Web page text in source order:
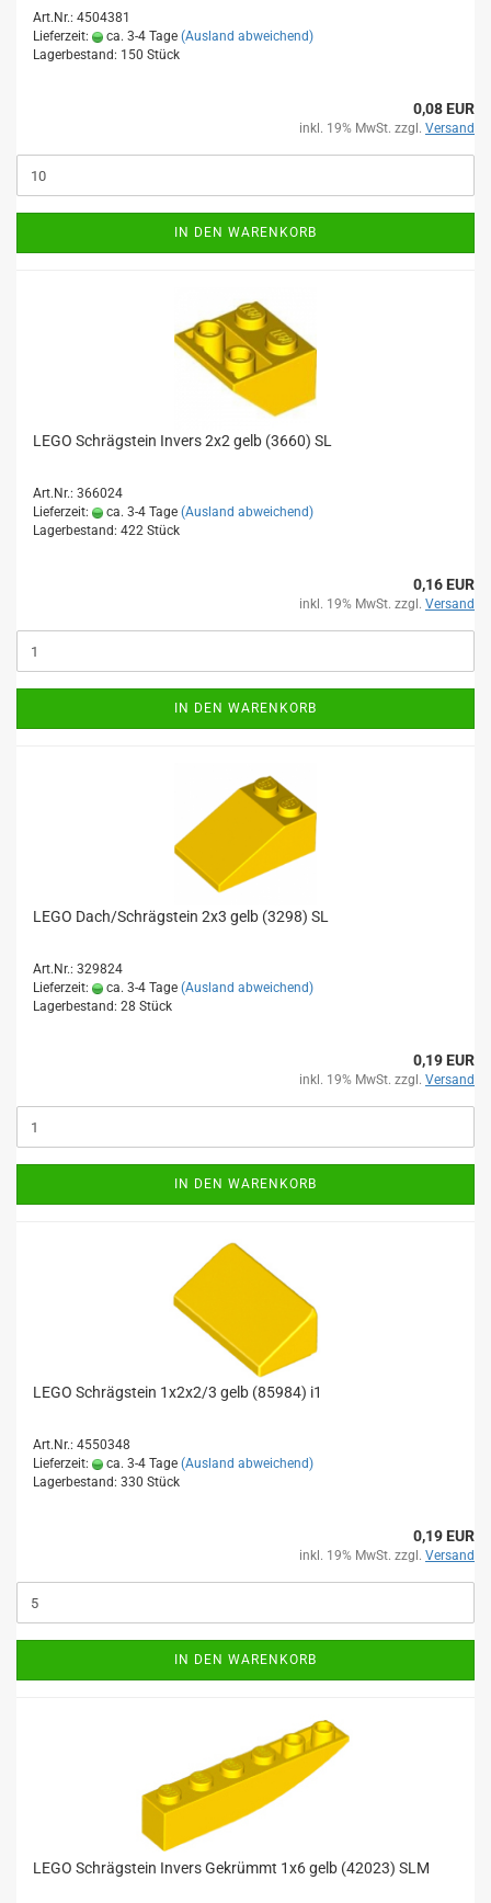
Art.Nr.: 4504381
Lieferzeit:
ca. 3-4 Tage (Ausland abweichend)
Lagerbestand: 150 Stück
0,08 EUR
inkl. 19% MwSt. zzgl. Versand
IN DEN WARENKORB
LEGO Schrägstein Invers 2x2 gelb (3660) SL
Art.Nr.: 366024
Lieferzeit:
ca. 3-4 Tage (Ausland abweichend)
Lagerbestand: 422 Stück
0,16 EUR
inkl. 19% MwSt. zzgl. Versand
IN DEN WARENKORB
LEGO Dach/Schrägstein 2x3 gelb (3298) SL
Art.Nr.: 329824
Lieferzeit:
ca. 3-4 Tage (Ausland abweichend)
Lagerbestand: 28 Stück
0,19 EUR
inkl. 19% MwSt. zzgl. Versand
IN DEN WARENKORB
LEGO Schrägstein 1x2x2/3 gelb (85984) i1
Art.Nr.: 4550348
Lieferzeit:
ca. 3-4 Tage (Ausland abweichend)
Lagerbestand: 330 Stück
0,19 EUR
inkl. 19% MwSt. zzgl. Versand
IN DEN WARENKORB
LEGO Schrägstein Invers Gekrümmt 1x6 gelb (42023) SLM